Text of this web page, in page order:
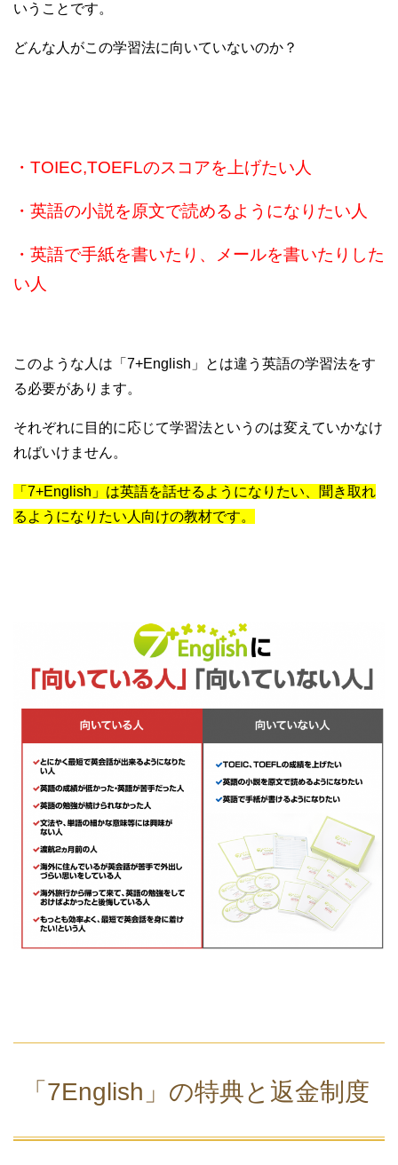
いうことです。
どんな人がこの学習法に向いていないのか？
・TOIEC,TOEFLのスコアを上げたい人
・英語の小説を原文で読めるようになりたい人
・英語で手紙を書いたり、メールを書いたりした
い人
このような人は「7+English」とは違う英語の学習法をす
る必要があります。
それぞれに目的に応じて学習法というのは変えていかなけ
ればいけません。
「7+English」は英語を話せるようになりたい、聞き取れ
るようになりたい人向けの教材です。
「7English」の特典と返金制度